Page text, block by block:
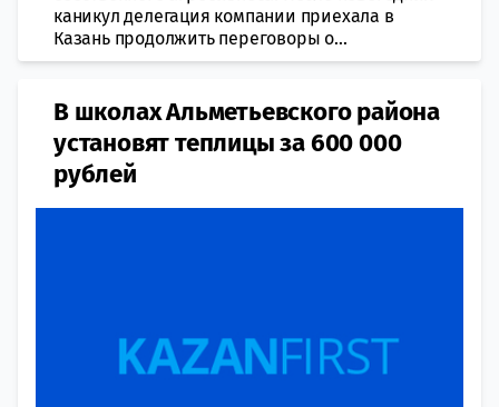
каникул делегация компании приехала в
Казань продолжить переговоры о...
В школах Альметьевского района
установят теплицы за 600 000
рублей